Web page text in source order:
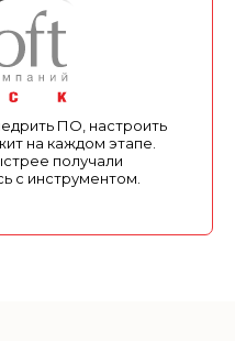
ПО, настроить
на каждом этапе.
получали
с инструментом.